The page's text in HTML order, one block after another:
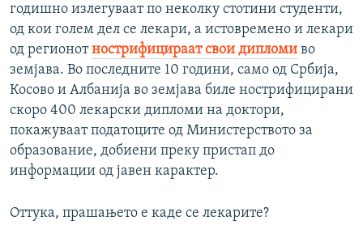
годишно излегуваат по неколку стотини студенти,
од кои голем дел се лекари, а истовремено и лекари
од регионотнострифицираат свои дипломи во
земјава. Во последните 10 години, само од Србија,
Косово и Албанија во земјава биле нострифицирани
скоро 400 лекарски дипломи на доктори,
покажуваат податоците од Министерството за
образование, добиени преку пристап до
информации од јавен карактер.
Оттука, прашањето е каде се лекарите?